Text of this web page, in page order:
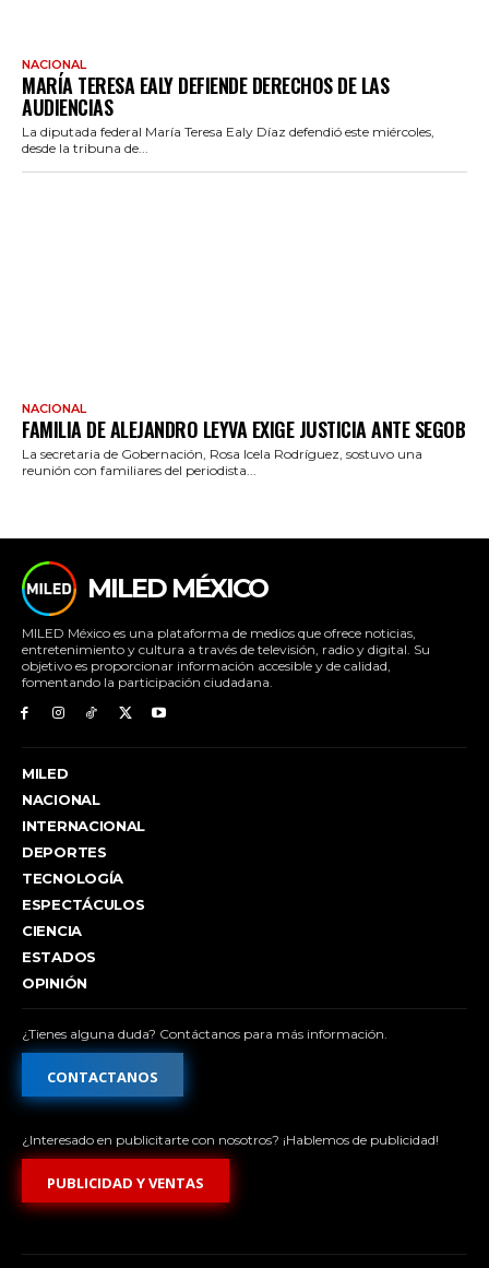
NACIONAL
MARÍA TERESA EALY DEFIENDE DERECHOS DE LAS
AUDIENCIAS
La diputada federal María Teresa Ealy Díaz defendió este miércoles,
desde la tribuna de...
NACIONAL
FAMILIA DE ALEJANDRO LEYVA EXIGE JUSTICIA ANTE SEGOB
La secretaria de Gobernación, Rosa Icela Rodríguez, sostuvo una
reunión con familiares del periodista...
MILED MÉXICO
MILED México es una plataforma de medios que ofrece noticias,
entretenimiento y cultura a través de televisión, radio y digital. Su
objetivo es proporcionar información accesible y de calidad,
fomentando la participación ciudadana.
MILED
NACIONAL
INTERNACIONAL
DEPORTES
TECNOLOGÍA
ESPECTÁCULOS
CIENCIA
ESTADOS
OPINIÓN
¿Tienes alguna duda? Contáctanos para más información.
CONTACTANOS
¿Interesado en publicitarte con nosotros? ¡Hablemos de publicidad!
PUBLICIDAD Y VENTAS